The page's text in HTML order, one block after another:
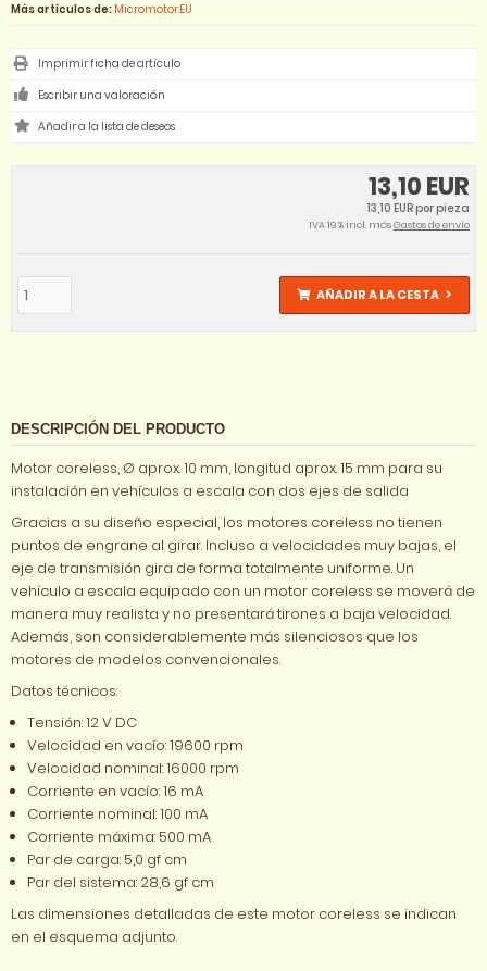
13,10 EUR
13,10 EUR por pieza
IVA 19 % incl. másGastos de envío
AÑADIR A LA CESTA
Más artículos de: Micromotor.EU
Imprimir ficha de artículo
Escribir una valoración
DESCRIPCIÓN DEL PRODUCTO
Motor coreless, Ø aprox. 10 mm, longitud aprox. 15 mm para su
instalación en vehículos a escala con dos ejes de salida
Gracias a su diseño especial, los motores coreless no tienen
puntos de engrane al girar. Incluso a velocidades muy bajas, el
eje de transmisión gira de forma totalmente uniforme. Un
vehículo a escala equipado con un motor coreless se moverá de
manera muy realista y no presentará tirones a baja velocidad.
Además, son considerablemente más silenciosos que los
motores de modelos convencionales.
Datos técnicos:
Tensión: 12 V DC
Velocidad en vacío: 19600 rpm
Velocidad nominal: 16000 rpm
Corriente en vacío: 16 mA
Corriente nominal: 100 mA
Corriente máxima: 500 mA
Par de carga: 5,0 gf cm
Par del sistema: 28,6 gf cm
Las dimensiones detalladas de este motor coreless se indican
en el esquema adjunto.